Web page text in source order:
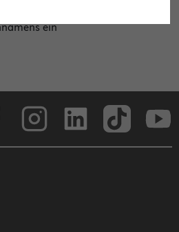
aus und/oder geben Sie einen
ein